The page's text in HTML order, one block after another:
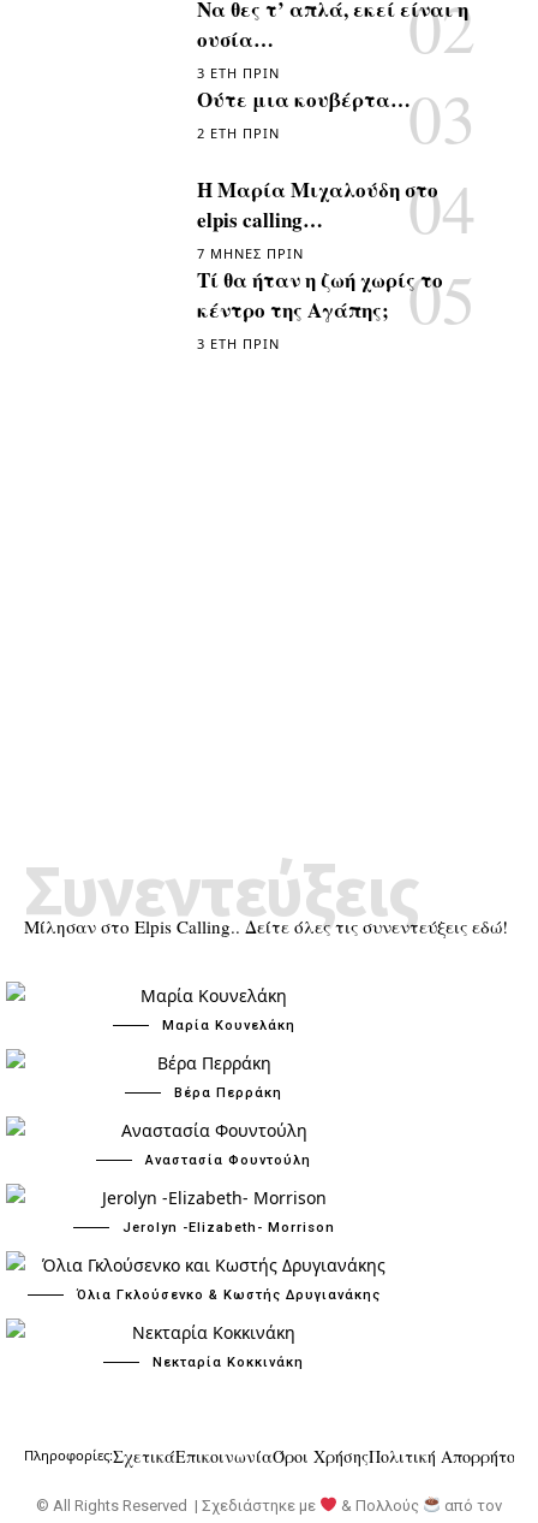
Να θες τ’ απλά, εκεί είναι η
ουσία…
3 ΈΤΗ ΠΡΙΝ
Ούτε μια κουβέρτα…
2 ΈΤΗ ΠΡΙΝ
Η Μαρία Μιχαλούδη στο
elpis calling…
7 ΜΉΝΕΣ ΠΡΙΝ
Τί θα ήταν η ζωή χωρίς το
κέντρο της Αγάπης;
3 ΈΤΗ ΠΡΙΝ
Μίλησαν στο Elpis Calling.. Δείτε όλες τις συνεντεύξεις εδώ!
Συνεντεύξεις
Μαρία Κουνελάκη
Βέρα Περράκη
Αναστασία Φουντούλη
Jerolyn -Elizabeth- Morrison
Όλια Γκλούσενκο & Κωστής Δρυγιανάκης
Νεκταρία Κοκκινάκη
Πληροφορίες:ΣχετικάΕπικοινωνίαΌροι ΧρήσηςΠολιτική Απορρήτου
© All Rights Reserved | Σχεδιάστηκε με & Πολλούς
από τον